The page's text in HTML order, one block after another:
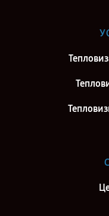
Сервис
Сервис